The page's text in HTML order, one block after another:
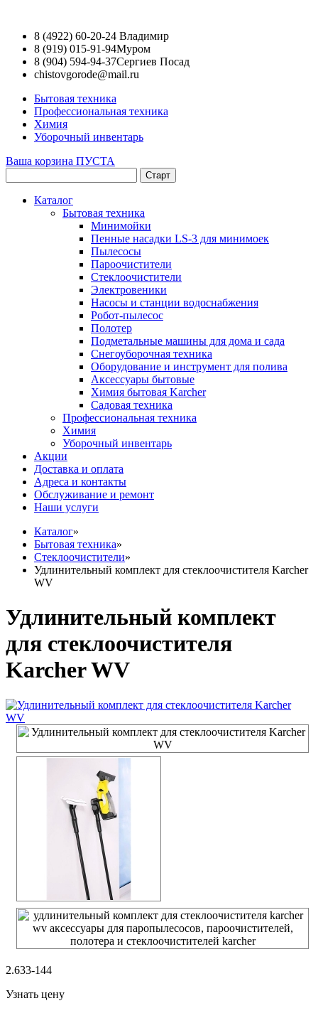
8 (4922) 60-20-24 Владимир
8 (919) 015-91-94Муром
8 (904) 594-94-37Сергиев Посад
chistovgorode@mail.ru
Бытовая техника
Профессиональная техника
Химия
Уборочный инвентарь
Ваша корзина ПУСТА
Каталог
Бытовая техника
Минимойки
Пенные насадки LS-3 для минимоек
Пылесосы
Пароочистители
Стеклоочистители
Электровеники
Насосы и станции водоснабжения
Робот-пылесос
Полотер
Подметальные машины для дома и сада
Снегоуборочная техника
Оборудование и инструмент для полива
Аксессуары бытовые
Химия бытовая Karcher
Садовая техника
Профессиональная техника
Химия
Уборочный инвентарь
Акции
Доставка и оплата
Адреса и контакты
Обслуживание и ремонт
Наши услуги
Каталог»
Бытовая техника»
Стеклоочистители»
Удлинительный комплект для стеклоочистителя Karcher
WV
Удлинительный комплект
для стеклоочистителя
Karcher WV
2.633-144
Узнать цену